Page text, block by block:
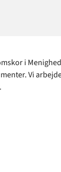
i
Vi